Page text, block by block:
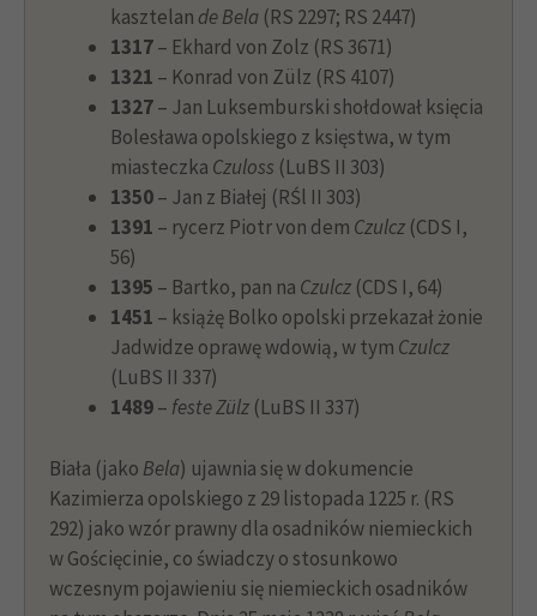
kasztelan de Bela (RS 2297; RS 2447)
1317– Ekhard von Zolz (RS 3671)
1321 – Konrad von Zülz (RS 4107)
1327– Jan Luksemburski shołdował księcia
Bolesława opolskiego z księstwa, w tym
miasteczka Czuloss (LuBS II 303)
1350– Jan z Białej (RŚl II 303)
1391 – rycerz Piotr von dem Czulcz (CDS I,
56)
1395 – Bartko, pan na Czulcz (CDS I, 64)
1451 – książę Bolko opolski przekazał żonie
Jadwidze oprawę wdowią, w tym Czulcz
(LuBS II 337)
1489– feste Zülz (LuBS II 337)
Biała (jako Bela) ujawnia się w dokumencie
Kazimierza opolskiego z 29 listopada 1225 r. (RS
292) jako wzór prawny dla osadników niemieckich
w Gościęcinie, co świadczy o stosunkowo
wczesnym pojawieniu się niemieckich osadników